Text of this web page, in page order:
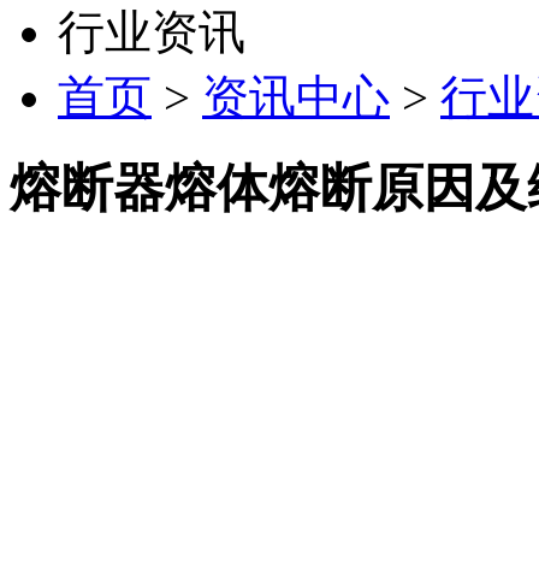
行业资讯
首页 > 资讯中心 > 行
熔断器熔体熔断原因